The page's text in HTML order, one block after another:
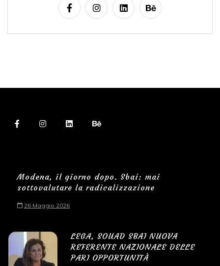
Modena, il giorno dopo. Sbai: mai
sottovalutare la radicalizzazione
26 Maggio 2026
LEGA, SOUAD SBAI NUOVA
REFERENTE NAZIONALE DELLE
PARI OPPORTUNITÀ